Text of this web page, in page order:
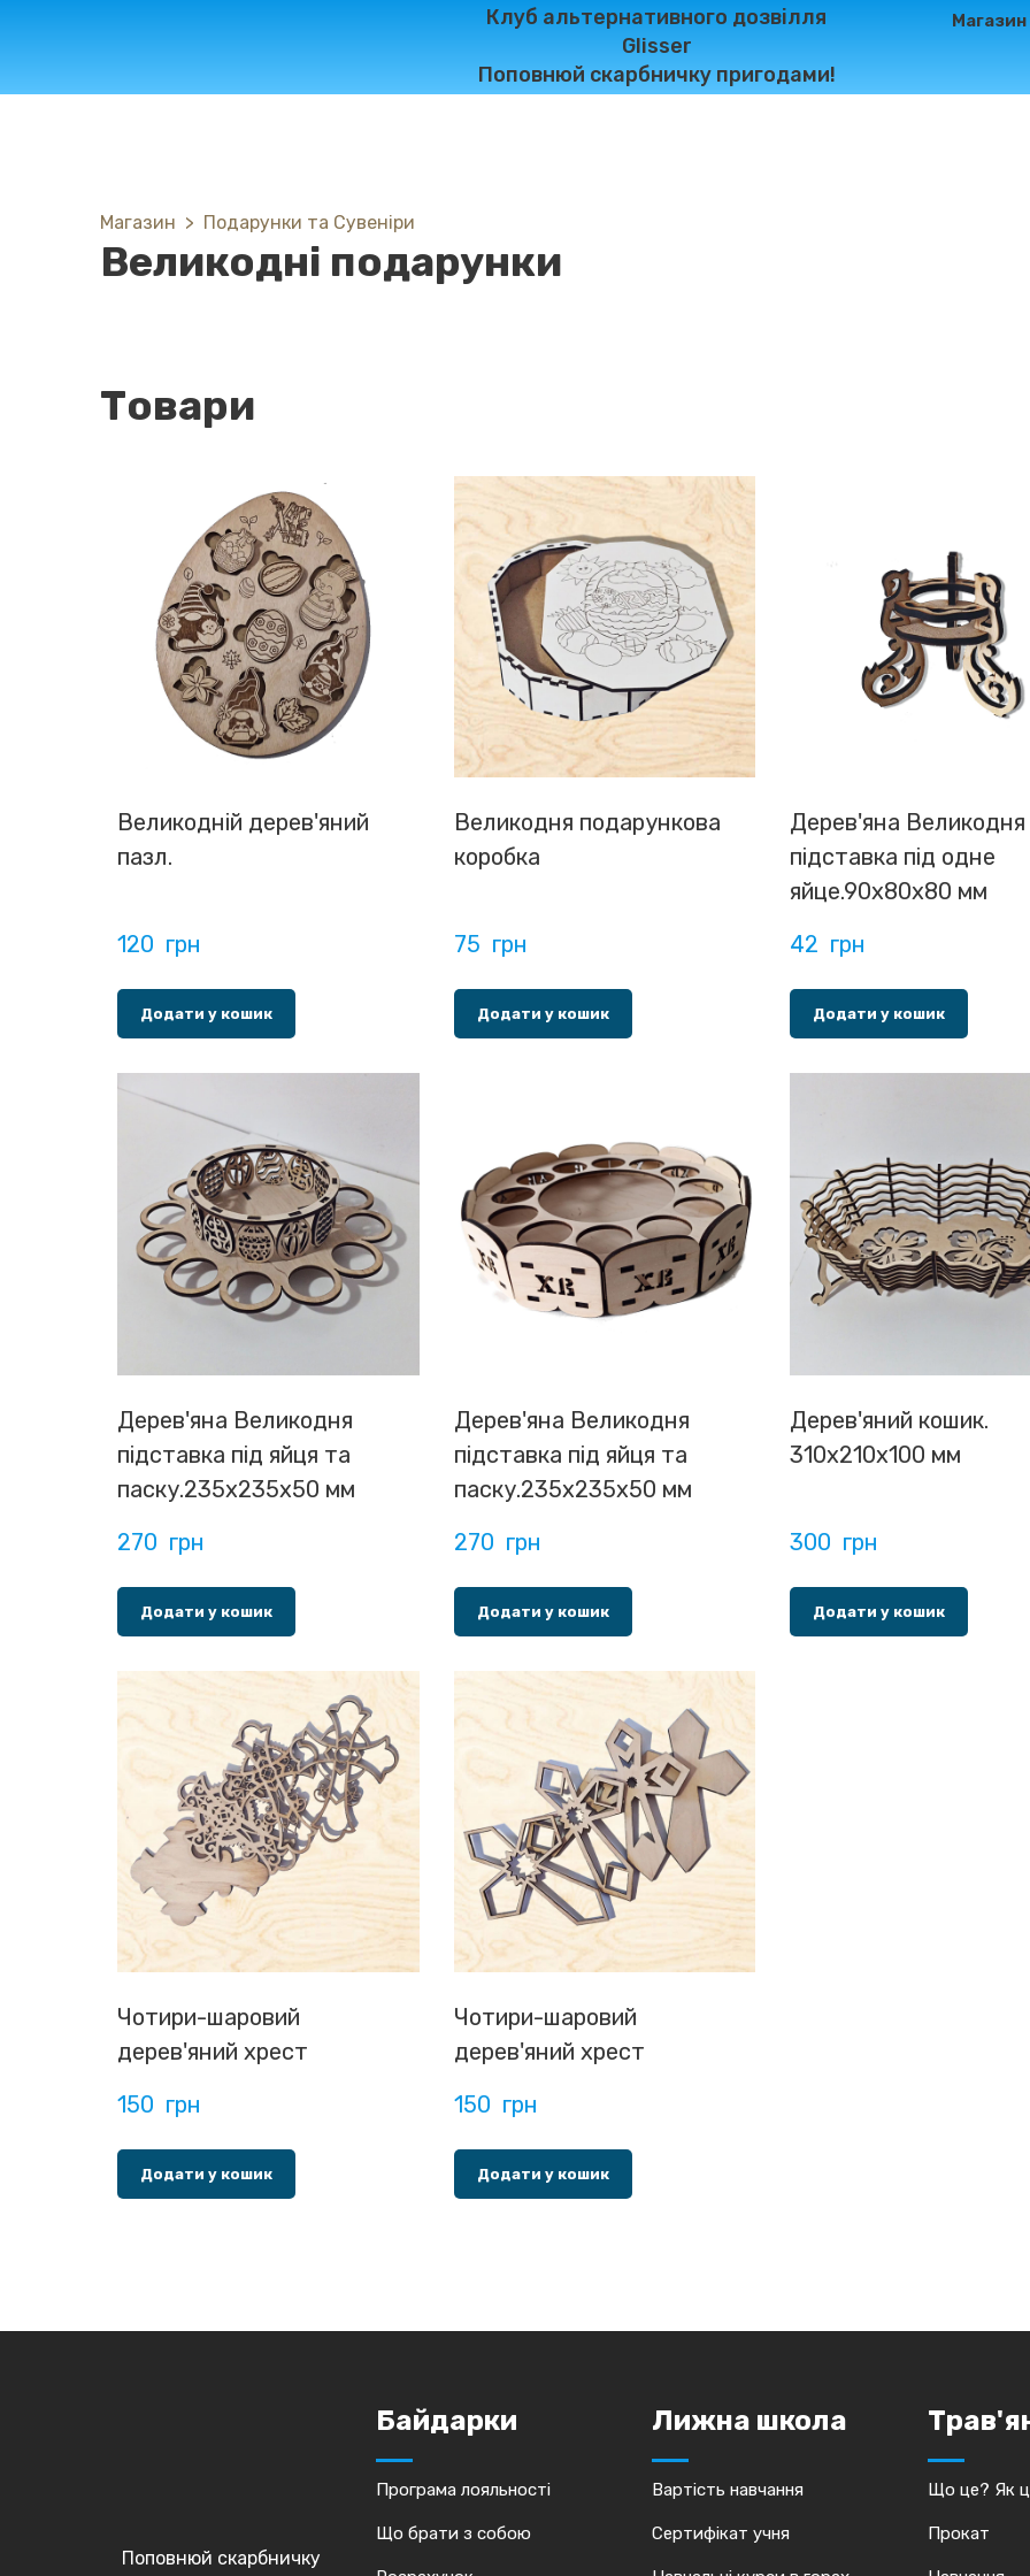
Клуб альтернативного дозвілля
Glisser
Поповнюй скарбничку пригодами!
Магазин
Магазин Подарунки та Сувеніри
Великодні подарунки
Товари
Великодній дерев'яний
пазл.
120  грн
Додати у кошик
Великодня подарункова
коробка
75  грн
Додати у кошик
Дерев'яна Великодня
підставка під одне
яйце.90х80х80 мм
42  грн
Додати у кошик
Дерев'яна Великодня
підставка під яйця та
паску.235х235х50 мм
270  грн
Додати у кошик
Дерев'яна Великодня
підставка під яйця та
паску.235х235х50 мм
270  грн
Додати у кошик
Дерев'яний кошик.
310х210х100 мм
300  грн
Додати у кошик
Чотири-шаровий
дерев'яний хрест
150  грн
Додати у кошик
Чотири-шаровий
дерев'яний хрест
150  грн
Додати у кошик
Поповнюй скарбничку
Байдарки
Програма лояльності
Що брати з собою
Лижна школа
Вартість навчання
Сертифікат учня
Що це? Як
Прокат